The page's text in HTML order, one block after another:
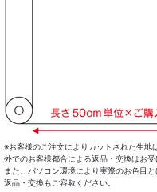
※お客様のご注文によりカットされた生地
外でのお客様都合による返品・交換はお
また、パソコン環境により実際のお色目
返品・交換もご容赦ください。